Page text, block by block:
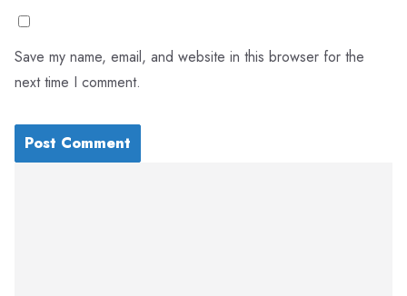
Save my name, email, and website in this browser for the
next time I comment.